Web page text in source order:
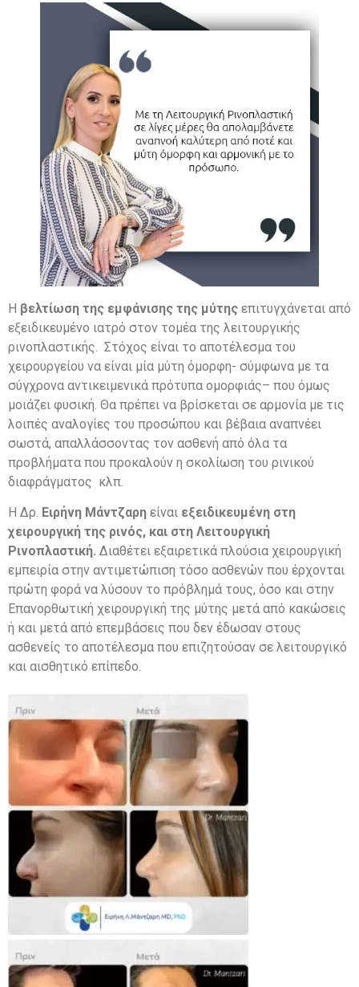
Η βελτίωση της εμφάνισης της μύτης επιτυγχάνεται από
εξειδικευμένο ιατρό στον τομέα της λειτουργικής
ρινοπλαστικής. Στόχος είναι το αποτέλεσμα του
χειρουργείου να είναι μία μύτη όμορφη- σύμφωνα με τα
σύγχρονα αντικειμενικά πρότυπα ομορφιάς– που όμως
μοιάζει φυσική. Θα πρέπει να βρίσκεται σε αρμονία με τις
λοιπές αναλογίες του προσώπου και βέβαια αναπνέει
σωστά, απαλλάσσοντας τον ασθενή από όλα τα
προβλήματα που προκαλούν η σκολίωση του ρινικού
διαφράγματος κλπ.
Η Δρ. Ειρήνη Μάντζαρη είναι εξειδικευμένη στη
χειρουργική της ρινός, και στη Λειτουργική
Ρινοπλαστική. Διαθέτει εξαιρετικά πλούσια χειρουργική
εμπειρία στην αντιμετώπιση τόσο ασθενών που έρχονται
πρώτη φορά να λύσουν το πρόβλημά τους, όσο και στην
Επανορθωτική χειρουργική της μύτης μετά από κακώσεις
ή και μετά από επεμβάσεις που δεν έδωσαν στους
ασθενείς το αποτέλεσμα που επιζητούσαν σε λειτουργικό
και αισθητικό επίπεδο.